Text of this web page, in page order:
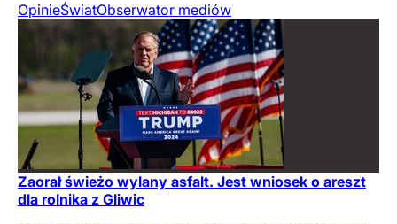
OpinieŚwiatObserwator mediów
Zaorał świeżo wylany asfalt. Jest wniosek o areszt
dla rolnika z Gliwic